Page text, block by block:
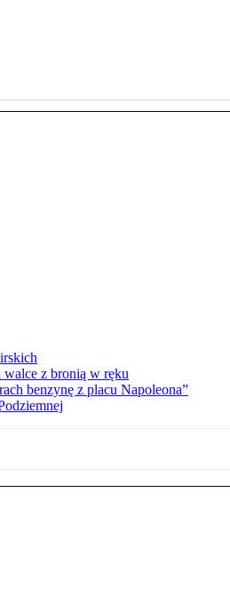
walce z bronią w ręku
benzynę z placu Napoleona”